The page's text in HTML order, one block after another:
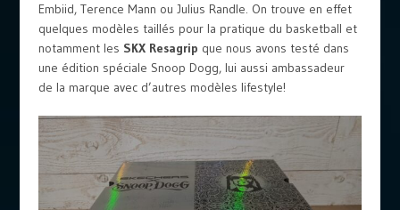
Embiid, Terence Mann ou Julius Randle. On trouve en effet
quelques modèles taillés pour la pratique du basketball et
notamment les SKX Resagrip que nous avons testé dans
une édition spéciale Snoop Dogg, lui aussi ambassadeur
de la marque avec d’autres modèles lifestyle!